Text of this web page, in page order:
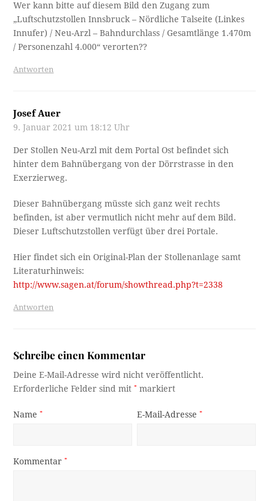
Wer kann bitte auf diesem Bild den Zugang zum
„Luftschutzstollen Innsbruck – Nördliche Talseite (Linkes
Innufer) / Neu-Arzl – Bahndurchlass / Gesamtlänge 1.470m
/ Personenzahl 4.000“ verorten??
Antworten
Josef Auer
9. Januar 2021 um 18:12 Uhr
Der Stollen Neu-Arzl mit dem Portal Ost befindet sich
hinter dem Bahnübergang von der Dörrstrasse in den
Exerzierweg.
Dieser Bahnübergang müsste sich ganz weit rechts
befinden, ist aber vermutlich nicht mehr auf dem Bild.
Dieser Luftschutzstollen verfügt über drei Portale.
Hier findet sich ein Original-Plan der Stollenanlage samt
Literaturhinweis:
http://www.sagen.at/forum/showthread.php?t=2338
Antworten
Schreibe einen Kommentar
Deine E-Mail-Adresse wird nicht veröffentlicht.
Erforderliche Felder sind mit* markiert
Name* E-Mail-Adresse*
Kommentar*